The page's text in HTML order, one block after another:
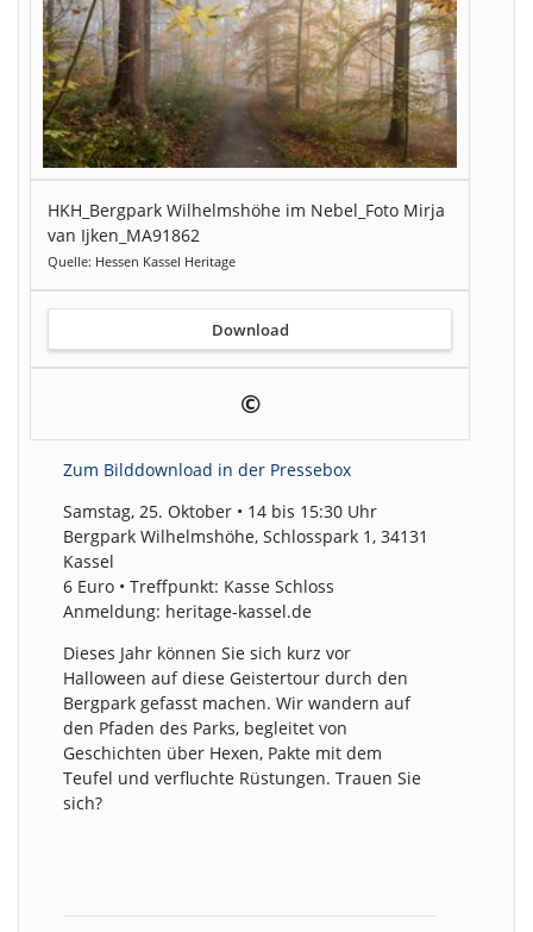
HKH_Bergpark Wilhelmshöhe im Nebel_Foto Mirja
van Ijken_MA91862
Quelle: Hessen Kassel Heritage
Download
©
Zum Bilddownload in der Pressebox
Samstag, 25. Oktober • 14 bis 15:30 Uhr
Bergpark Wilhelmshöhe, Schlosspark 1, 34131
Kassel
6 Euro • Treffpunkt: Kasse Schloss
Anmeldung: heritage-kassel.de
Dieses Jahr können Sie sich kurz vor
Halloween auf diese Geistertour durch den
Bergpark gefasst machen. Wir wandern auf
den Pfaden des Parks, begleitet von
Geschichten über Hexen, Pakte mit dem
Teufel und verfluchte Rüstungen. Trauen Sie
sich?